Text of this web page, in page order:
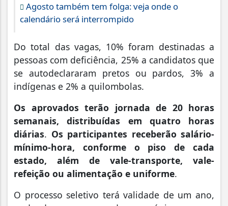
Agosto também tem folga: veja onde o
calendário será interrompido
Do total das vagas, 10% foram destinadas a
pessoas com deficiência, 25% a candidatos que
se autodeclararam pretos ou pardos, 3% a
indígenas e 2% a quilombolas.
Os aprovados terão jornada de 20 horas
semanais, distribuídas em quatro horas
diárias. Os participantes receberão salário-
mínimo-hora, conforme o piso de cada
estado, além de vale-transporte, vale-
refeição ou alimentação e uniforme.
O processo seletivo terá validade de um ano,